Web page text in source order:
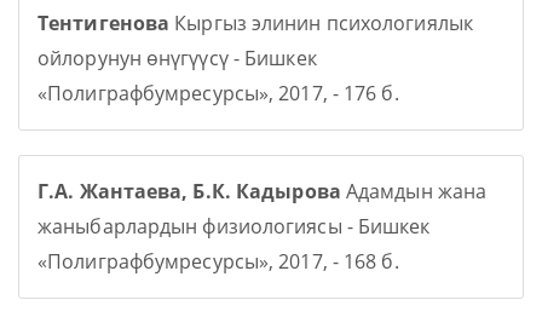
Тентигенова Кыргыз элинин психологиялык
ойлорунун өнүгүүсү - Бишкек
«Полиграфбумресурсы», 2017, - 176 б.
Г.А. Жантаева, Б.К. Кадырова Адамдын жана
жаныбарлардын физиологиясы - Бишкек
«Полиграфбумресурсы», 2017, - 168 б.